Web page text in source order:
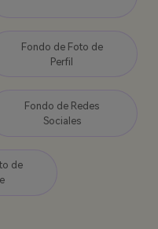
Fondo de Foto de
Perfil
Fondo de Redes
Sociales
de